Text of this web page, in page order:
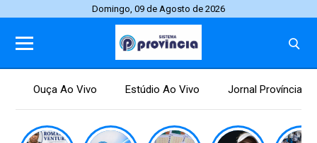
Domingo, 09 de Agosto de 2026
Ouça Ao Vivo Estúdio Ao Vivo Jornal Província